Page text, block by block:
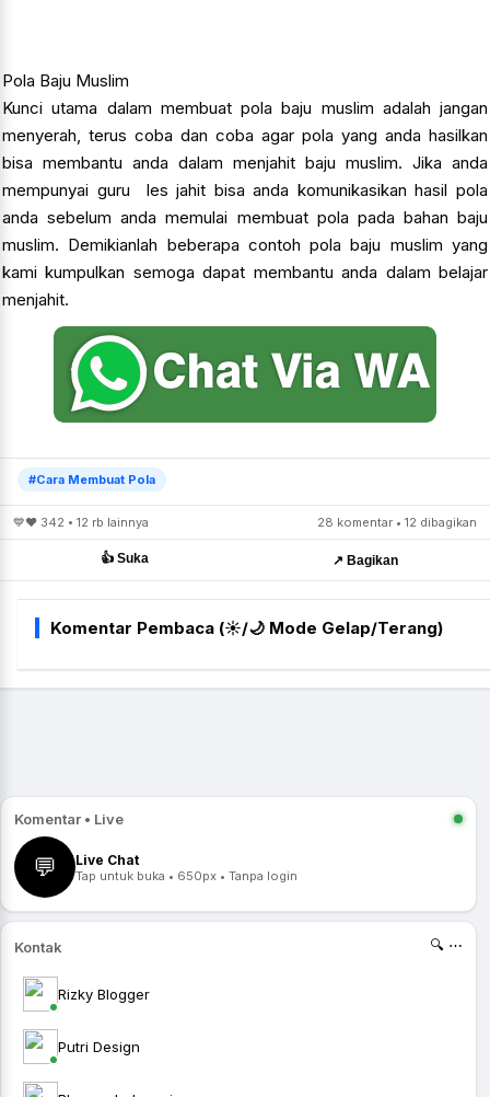
Pola Baju Muslim
Kunci utama dalam membuat pola baju muslim adalah jangan
menyerah, terus coba dan coba agar pola yang anda hasilkan
bisa membantu anda dalam menjahit baju muslim. Jika anda
mempunyai guru les jahit bisa anda komunikasikan hasil pola
anda sebelum anda memulai membuat pola pada bahan baju
muslim. Demikianlah beberapa contoh pola baju muslim yang
kami kumpulkan semoga dapat membantu anda dalam belajar
menjahit.
#Cara Membuat Pola
💙❤️ 342 • 12 rb lainnya 28 komentar • 12 dibagikan
👍 Suka ↗️ Bagikan
Komentar Pembaca (☀️/🌙 Mode Gelap/Terang)
Komentar • Live
💬 Live Chat
Tap untuk buka • 650px • Tanpa login
Kontak 🔍 ⋯
Rizky Blogger
Putri Design